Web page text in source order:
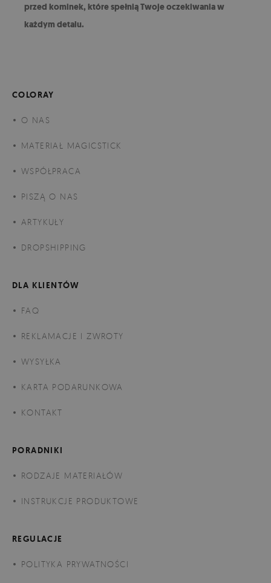
przed kominek, które spełnią Twoje oczekiwania w
każdym detalu.
COLORAY
O NAS
MATERIAŁ MAGICSTICK
WSPÓŁPRACA
PISZĄ O NAS
ARTYKUŁY
DROPSHIPPING
DLA KLIENTÓW
FAQ
REKLAMACJE I ZWROTY
WYSYŁKA
KARTA PODARUNKOWA
KONTAKT
PORADNIKI
RODZAJE MATERIAŁÓW
INSTRUKCJE PRODUKTOWE
REGULACJE
POLITYKA PRYWATNOŚCI